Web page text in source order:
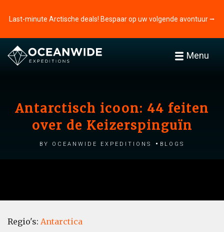
Last-minute Arctische deals! Bespaar op uw volgende avontuur ⭢
Menu
Antarctisch icoon: 44 feiten
over de Keizerspinguïn
by Oceanwide Expeditions Blogs
Regio's: Antarctica